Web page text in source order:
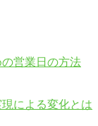
営業日の方法
による変化とは